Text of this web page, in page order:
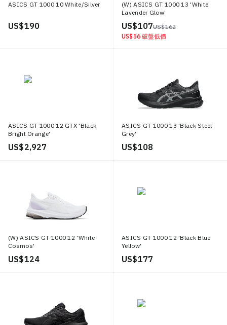
ASICS GT 1000 10 White/Silver
US$ 190
(W) ASICS GT 1000 13 'White
Lavender Glow'
US$ 107US$ 162
US$ 56 破盤低價
ASICS GT 1000 12 GTX 'Black
Bright Orange'
US$ 2,927
ASICS GT 1000 13 'Black Steel
Grey'
US$ 108
(W) ASICS GT 1000 12 'White
Cosmos'
US$ 124
ASICS GT 1000 12 'Black Blue
Yellow'
US$ 177